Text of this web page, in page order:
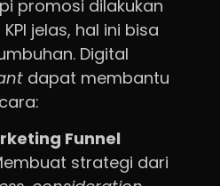
promosi dilakukan
jelas, hal ini bisa
Digital
dapat membantu
Funnel
strategi dari